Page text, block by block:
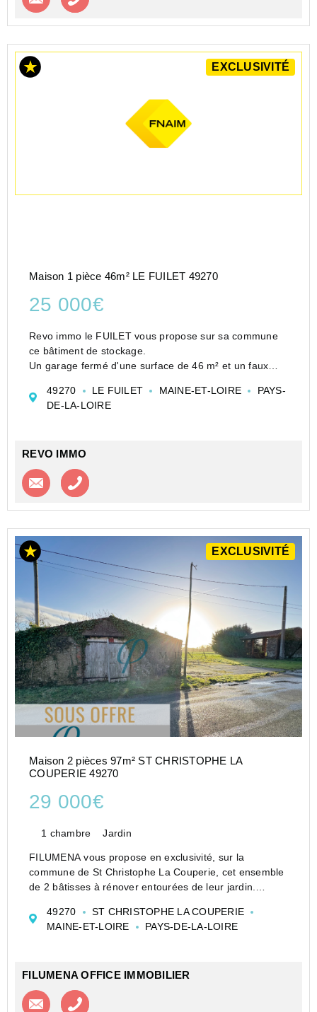
EXCLUSIVITÉ
Maison 1 pièce 46m² LE FUILET 49270
25 000€
Revo immo le FUILET vous propose sur sa commune
ce bâtiment de stockage.
Un garage fermé d'une surface de 46 m² et un faux
Rare sur la commune. Bâtiment non réhabilitable en
habitation.
49270 LE FUILET MAINE-ET-LOIRE
PAYS-
DE-LA-LOIRE
REVO IMMO
Contacter l'agence
EXCLUSIVITÉ
Maison 2 pièces 97m² ST CHRISTOPHE LA
COUPERIE 49270
29 000€
1 chambre Jardin
FILUMENA vous propose en exclusivité, sur la
commune de St Christophe La Couperie, cet ensemble
de 2 bâtisses à rénover entourées de leur jardin.
superficie d'environ 42 m2 et la seconde d'e...
49270
ST CHRISTOPHE LA COUPERIE
MAINE-ET-LOIRE
PAYS-DE-LA-LOIRE
FILUMENA OFFICE IMMOBILIER
Contacter l'agence